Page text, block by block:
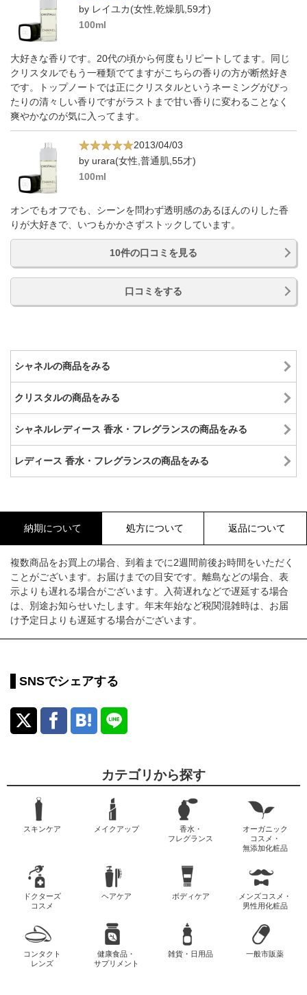
by レイユカ(女性,乾燥肌,59才)
100ml
大好きな香りです。20代の頃から何度もリピートしてます。同じ
クリスタルでもう一種類でてますがこちらの香りの方が断然好き
です。トップノートでは正にクリスタルというネーミングがぴっ
たりの清々しい香りですがラストまで甘い香りに変わることなく
爽やかなのが気に入ってます。
2013/04/03
by urara(女性,普通肌,55才)
100ml
オンでもオフでも、シーンを問わず透明感のあるほんのりした香
りが大好きで、いつもかかさずストックしています。
10件の口コミを見る
口コミをする
シャネルの商品をみる
クリスタルの商品をみる
シャネルレディース 香水・フレグランスの商品をみる
レディース 香水・フレグランスの商品をみる
納期について 処方について 返品について
複数商品をお買上の場合、到着までに2週間前後お時間をいただく
ことがございます。お届けまでの目安です。離島などの場合、表
示よりも遅れる場合がございます。入荷遅れなどで遅延する場合
は、別途お知らせいたします。年末年始など税関混雑時は、お届
け予定日よりも遅延する場合がございます。
SNSでシェアする
カテゴリから探す
スキンケア メイクアップ
香水・
フレグランス
オーガニック
コスメ・
無添加化粧品
ドクターズ
コスメ
ヘアケア ボディケア
メンズコスメ・
男性用化粧品
コンタクト
レンズ
健康食品・
サプリメント
雑貨・日用品 一般市販薬